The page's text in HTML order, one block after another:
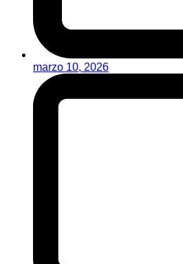
marzo 10, 2026